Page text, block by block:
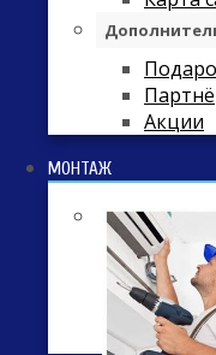
Акции
МОНТАЖ